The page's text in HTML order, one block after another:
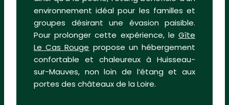
environnement idéal pour les familles et
groupes désirant une évasion paisible.
Pour prolonger cette expérience, le Gîte
Le Cas Rouge propose un hébergement
confortable et chaleureux à Huisseau-
sur-Mauves, non loin de l’étang et aux
portes des châteaux de la Loire.